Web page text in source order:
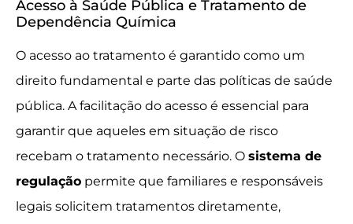
Acesso à Saúde Pública e Tratamento de
Dependência Química
O acesso ao tratamento é garantido como um
direito fundamental e parte das políticas de saúde
pública. A facilitação do acesso é essencial para
garantir que aqueles em situação de risco
recebam o tratamento necessário. O sistema de
regulação permite que familiares e responsáveis
legais solicitem tratamentos diretamente,